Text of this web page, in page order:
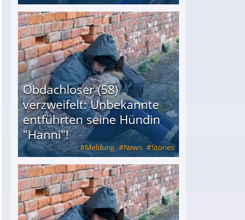
Suff-Mutter freigesprochen!
Obdachloser (58)
verzweifelt: Unbekannte
entführten seine Hündin
"Hanni"!
Meldung News Stories
entführten seine Hündin "Hanni"!